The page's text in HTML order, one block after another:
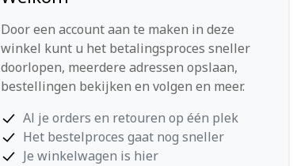
Door een account aan te maken in deze
winkel kunt u het betalingsproces sneller
doorlopen, meerdere adressen opslaan,
bestellingen bekijken en volgen en meer.
Al je orders en retouren op één plek
Het bestelproces gaat nog sneller
Je winkelwagen is hier